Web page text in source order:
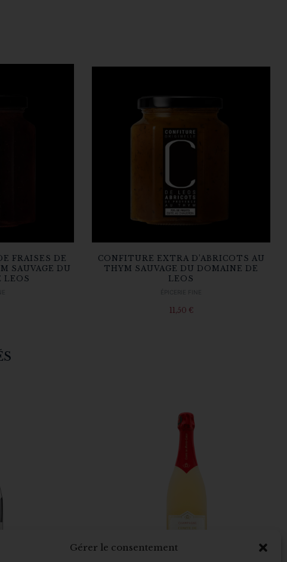
Gérer le consentement
FRAISES DE
SAUVAGE DU
LEOS
CONFITURE EXTRA D’ABRICOTS AU
THYM SAUVAGE DU DOMAINE DE
LEOS
ÉPICERIE FINE
11,50 €